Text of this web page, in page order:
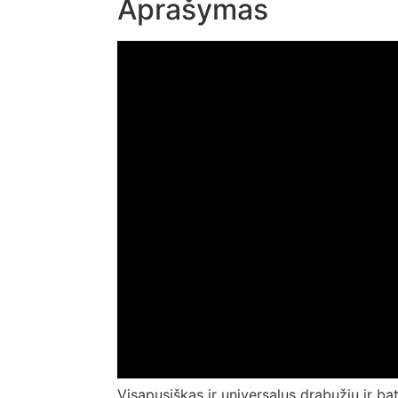
Aprašymas
Visapusiškas ir universalus drabužių ir